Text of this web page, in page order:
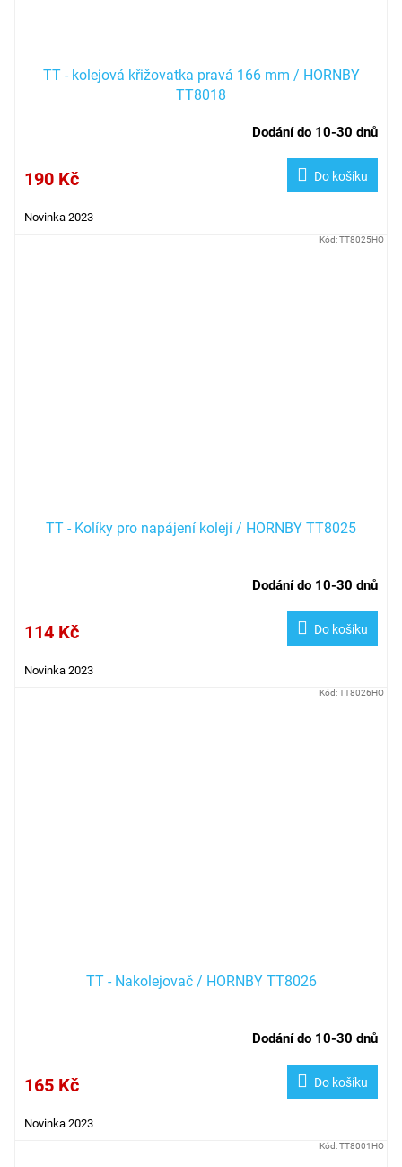
TT - kolejová křižovatka pravá 166 mm / HORNBY
TT8018
Dodání do 10-30 dnů
190 Kč Do košíku
Novinka 2023
TT - Kolíky pro napájení kolejí / HORNBY TT8025
Dodání do 10-30 dnů
114 Kč Do košíku
Novinka 2023
Kód:TT8025HO
TT - Nakolejovač / HORNBY TT8026
Dodání do 10-30 dnů
165 Kč Do košíku
Novinka 2023
Kód:TT8026HO
Kód:TT8001HO